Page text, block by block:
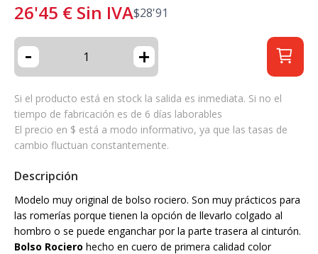
26'45 € Sin IVA$28'91
- +
Si el producto está en stock la salida es inmediata. Si no el
tiempo de fabricación es de 6 días laborables
El precio en $ está a modo informativo, ya que las tasas de
cambio fluctuan constantemente.
Descripción
Modelo muy original de bolso rociero. Son muy prácticos para
las romerías porque tienen la opción de llevarlo colgado al
hombro o se puede enganchar por la parte trasera al cinturón.
Bolso Rociero hecho en cuero de primera calidad color